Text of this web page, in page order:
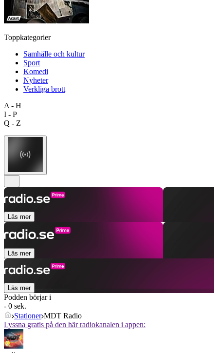
Toppkategorier
Samhälle och kultur
Sport
Komedi
Nyheter
Verkliga brott
A - H
I - P
Q - Z
Läs mer
Läs mer
Läs mer
Podden börjar i
- 0 sek.
Stationer MDT Radio
Lyssna gratis på den här radiokanalen i appen: